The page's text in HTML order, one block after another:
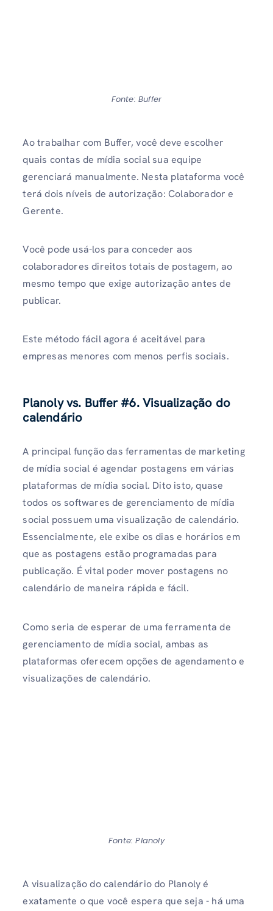
Fonte: Buffer
Ao trabalhar com Buffer, você deve escolher
quais contas de mídia social sua equipe
gerenciará manualmente. Nesta plataforma você
terá dois níveis de autorização: Colaborador e
Gerente.
Você pode usá-los para conceder aos
colaboradores direitos totais de postagem, ao
mesmo tempo que exige autorização antes de
publicar.
Este método fácil agora é aceitável para
empresas menores com menos perfis sociais.
Planoly vs. Buffer#6. Visualização do
calendário
A principal função das ferramentas de marketing
de mídia social é agendar postagens em várias
plataformas de mídia social. Dito isto, quase
todos os softwares de gerenciamento de mídia
social possuem uma visualização de calendário.
Essencialmente, ele exibe os dias e horários em
que as postagens estão programadas para
publicação. É vital poder mover postagens no
calendário de maneira rápida e fácil.
Como seria de esperar de uma ferramenta de
gerenciamento de mídia social, ambas as
plataformas oferecem opções de agendamento e
visualizações de calendário.
Fonte: Planoly
A visualização do calendário do Planoly é
exatamente o que você espera que seja - há uma